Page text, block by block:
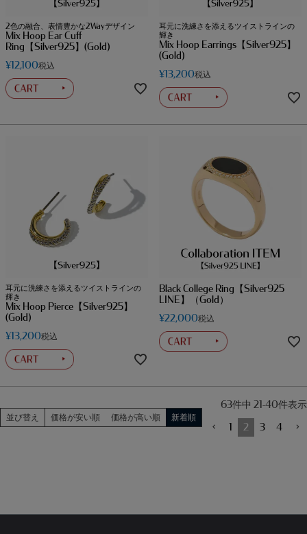
2色の融合、表情豊かな2Wayデザイン
Mix Hoop Ear Cuff
Ring【Silver925】(Gold)
¥12,100税込
耳元に洗練さを添えるツイストラインの
輝き
Mix Hoop Earrings【Silver925】
(Gold)
¥13,200税込
耳元に洗練さを添えるツイストラインの
輝き
Mix Hoop Pierce【Silver925】
(Gold)
¥13,200税込
Black College Ring【Silver925
LINE】（Gold）
¥22,000税込
並び替え 価格が安い順 価格が高い順 新着順
63件中 21-40件表示
1
2 3 4